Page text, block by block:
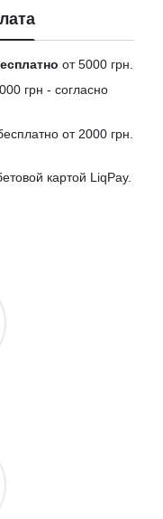
от 5000 грн.
грн - согласно
от 2000 грн.
картой LiqPay.